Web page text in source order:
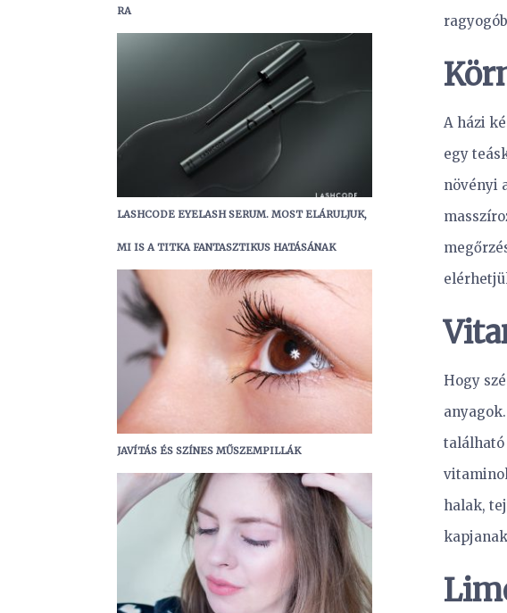
A házi
egy
növényi
Hogy
található
halak,
RA
LASHCODE EYELASH SERUM. MOST ELÁRULJUK,
MI IS A TITKA FANTASZTIKUS HATÁSÁNAK
JAVÍTÁS ÉS SZÍNES MŰSZEMPILLÁK